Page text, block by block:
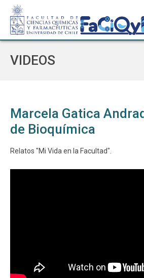
POSTGRADO
INVESTIGACIÓN
EXTENSIÓNY
VIDEOS
Marcela Gatica
de Bioquímica
Relatos "Mi Vida en la Facultad".